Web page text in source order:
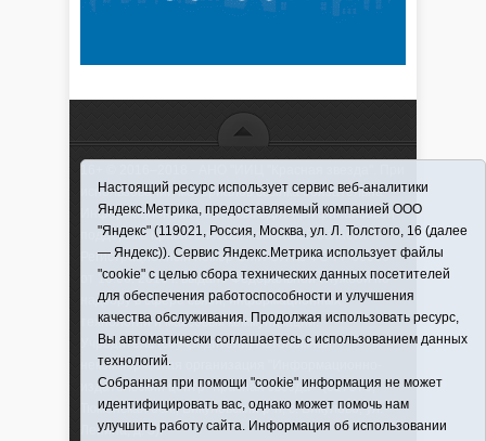
использовании материалов ссылка обязательна
Информационная лента выходит при финансовой
поддержке правительства Тюменской области
Регистрационный номер СМИ ЭЛ № ФС 77-66066
от 10.06. 2016 г. выдано Федеральной службой по
надзору в сфере связи, информационных
технологий и массовых коммуникаций.
Учредитель (соучредители) Автономная
некоммерческая организация "Информационно-
издательский центр "Красная звезда"" (627570,
Тюменская обл., Викуловский р-н, с. Викулово, ул.
Ленина, д. 5).
Настоящий ресурс использует сервис веб-аналитики
Яндекс.Метрика, предоставляемый компанией ООО
"Яндекс" (119021, Россия, Москва, ул. Л. Толстого, 16 (далее
— Яндекс)). Сервис Яндекс.Метрика использует файлы
"cookie" с целью сбора технических данных посетителей
для обеспечения работоспособности и улучшения
качества обслуживания. Продолжая использовать ресурс,
Вы автоматически соглашаетесь с использованием данных
технологий.
Собранная при помощи "cookie" информация не может
идентифицировать вас, однако может помочь нам
улучшить работу сайта. Информация об использовании